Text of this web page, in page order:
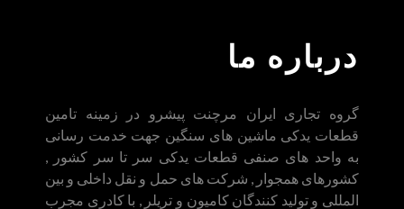
درباره ما
گروه تجاری ایران مرچنت پیشرو در زمینه تامین
قطعات یدکی ماشین های سنگین جهت خدمت رسانی
به واحد های صنفی قطعات یدکی سر تا سر کشور ,
کشورهای همجوار , شرکت های حمل و نقل داخلی و بین
المللی و تولید کنندگان کامیون و تریلر , با کادری مجرب